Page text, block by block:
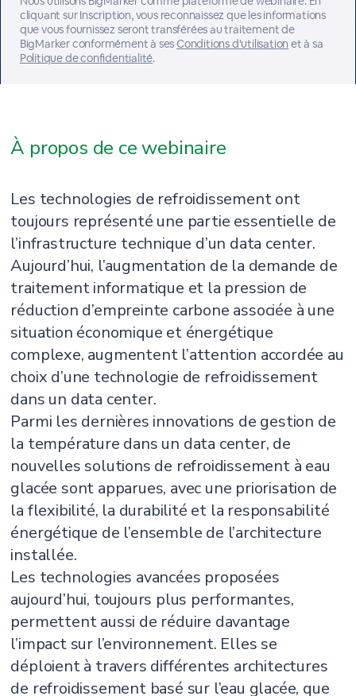
cliquant sur Inscription, vous reconnaissez que les informations
que vous fournissez seront transférées au traitement de
BigMarker conformément à sesConditions d'utilisation et à sa
Politique de confidentialité.
À propos de ce webinaire
Les technologies de refroidissement ont
toujours représenté une partie essentielle de
l’infrastructure technique d’un data center.
Aujourd’hui, l’augmentation de la demande de
traitement informatique et la pression de
réduction d’empreinte carbone associée à une
situation économique et énergétique
complexe, augmentent l’attention accordée au
choix d’une technologie de refroidissement
dans un data center.
Parmi les dernières innovations de gestion de
la température dans un data center, de
nouvelles solutions de refroidissement à eau
glacée sont apparues, avec une priorisation de
la flexibilité, la durabilité et la responsabilité
énergétique de l’ensemble de l’architecture
installée.
Les technologies avancées proposées
aujourd’hui, toujours plus performantes,
permettent aussi de réduire davantage
l’impact sur l’environnement. Elles se
déploient à travers différentes architectures
de refroidissement basé sur l’eau glacée, que